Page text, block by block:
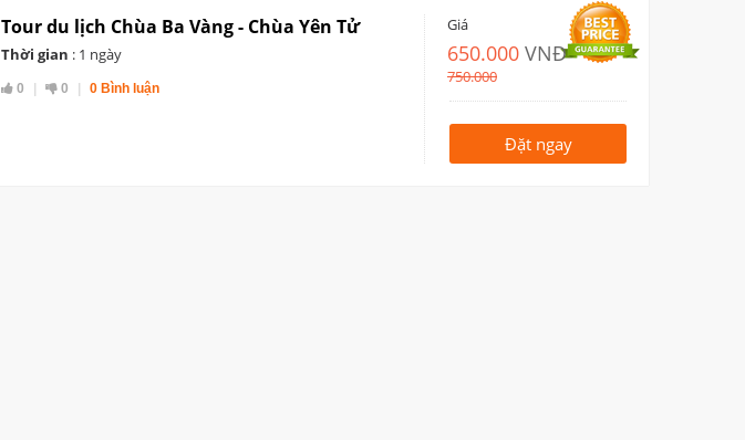
Tour du lịch Chùa Ba Vàng - Chùa Yên Tử
Thời gian : 1 ngày
0 0 0 Bình luận
Giá
650.000 VNĐ
750.000
Đặt ngay